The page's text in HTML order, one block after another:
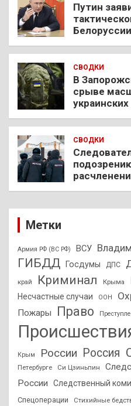
Путин
Белоруссии
СВОДКИ
В
срыве
СВОДКИ
Метки
Армия РФ (ВС РФ) ВСУ
ГИБДД Госдумы ДПС
край Криминал Крыма
Несчастные случаи ООН
Пожары Право
Крым России Россия
Петербурге
Си Цзиньпин
России
Следственный
Спецоперации Стихийные